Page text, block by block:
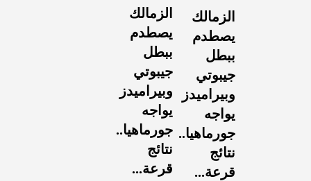
الزمالك
يصطدم
ببطل
جيبوتي
وبيراميدز
يواجه
جورماهيا..
نتائج
قرعة...
الزمالك
يصطدم
ببطل
جيبوتي
وبيراميدز
يواجه
جورماهيا..
نتائج
قرعة...